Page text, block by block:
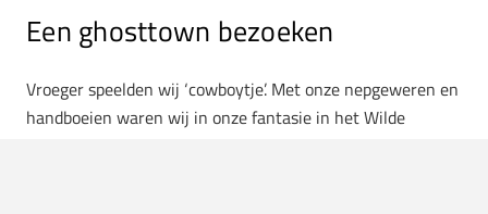
Een ghosttown bezoeken
Vroeger speelden wij ‘cowboytje’. Met onze nepgeweren en
handboeien waren wij in onze fantasie in het Wilde